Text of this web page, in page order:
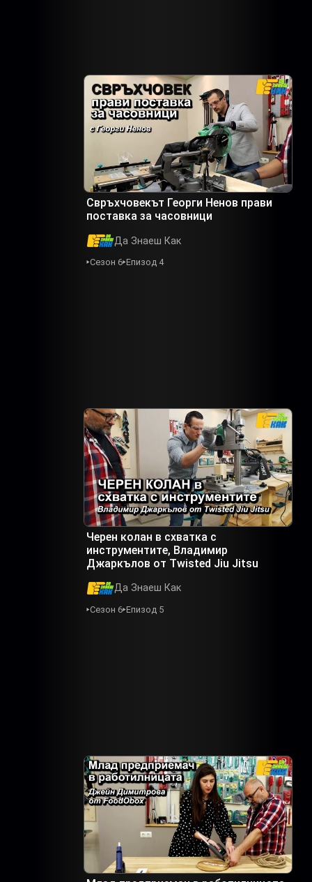
Свръхчовекът Георги Ненов прави
поставка за часовници
Да Знаеш Как
Сезон 6 Епизод 4
Черен колан в схватка с
инструментите, Владимир
Джаркълов от Twisted Jiu Jitsu
Да Знаеш Как
Сезон 6 Епизод 5